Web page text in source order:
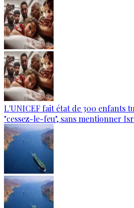
L'UNICEF fait état de 300 enfants
"cessez-le-feu", sans mentionner